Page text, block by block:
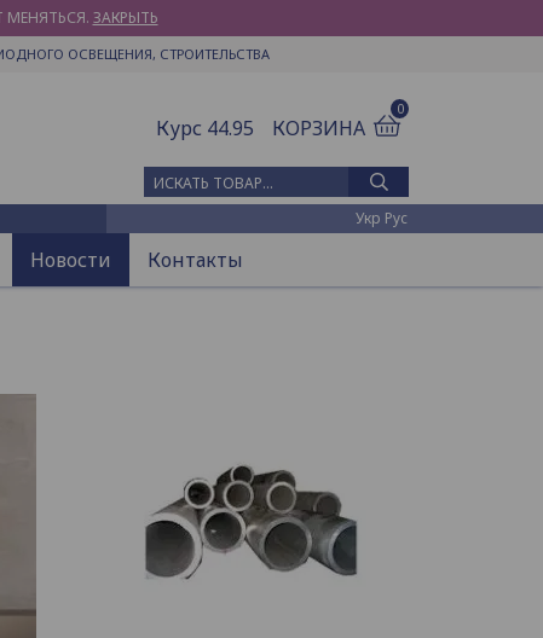
МЕНЯТЬСЯ. ЗАКРЫТЬ
ОСВЕЩЕНИЯ, СТРОИТЕЛЬСТВА
Курс 44.95 КОРЗИНА
0
Искать товар
Укр Рус
Новости Контакты